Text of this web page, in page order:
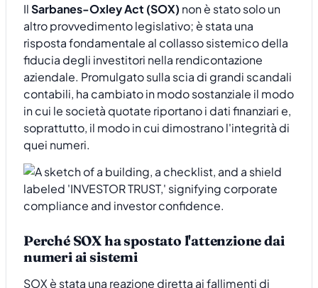
IlSarbanes-Oxley Act (SOX) non è stato solo un
altro provvedimento legislativo; è stata una
risposta fondamentale al collasso sistemico della
fiducia degli investitori nella rendicontazione
aziendale. Promulgato sulla scia di grandi scandali
contabili, ha cambiato in modo sostanziale il modo
in cui le società quotate riportano i dati finanziari e,
soprattutto, il modo in cui dimostrano l'integrità di
quei numeri.
Perché SOX ha spostato l'attenzione dai
numeri ai sistemi
SOX è stata una reazione diretta ai fallimenti di